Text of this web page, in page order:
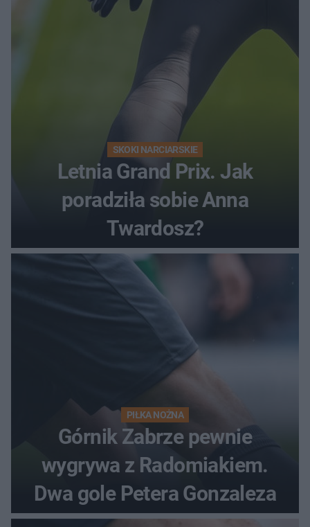
SKOKI NARCIARSKIE
Letnia Grand Prix. Jak
poradziła sobie Anna
Twardosz?
PIŁKA NOŻNA
Górnik Zabrze pewnie
wygrywa z Radomiakiem.
Dwa gole Petera Gonzaleza